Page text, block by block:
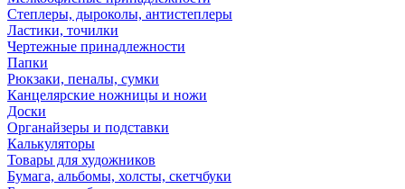
Степлеры, дыроколы, антистеплеры
Ластики, точилки
Чертежные принадлежности
Папки
Рюкзаки, пеналы, сумки
Канцелярские ножницы и ножи
Доски
Органайзеры и подставки
Калькуляторы
Товары для художников
Бумага, альбомы, холсты, скетчбуки